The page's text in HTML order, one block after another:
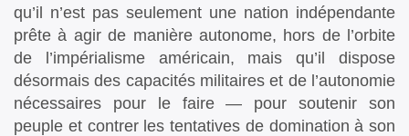
qu’il n’est pas seulement une nation indépendante
prête à agir de manière autonome, hors de l’orbite
de l’impérialisme américain, mais qu’il dispose
désormais des capacités militaires et de l’autonomie
nécessaires pour le faire — pour soutenir son
peuple et contrer les tentatives de domination à son